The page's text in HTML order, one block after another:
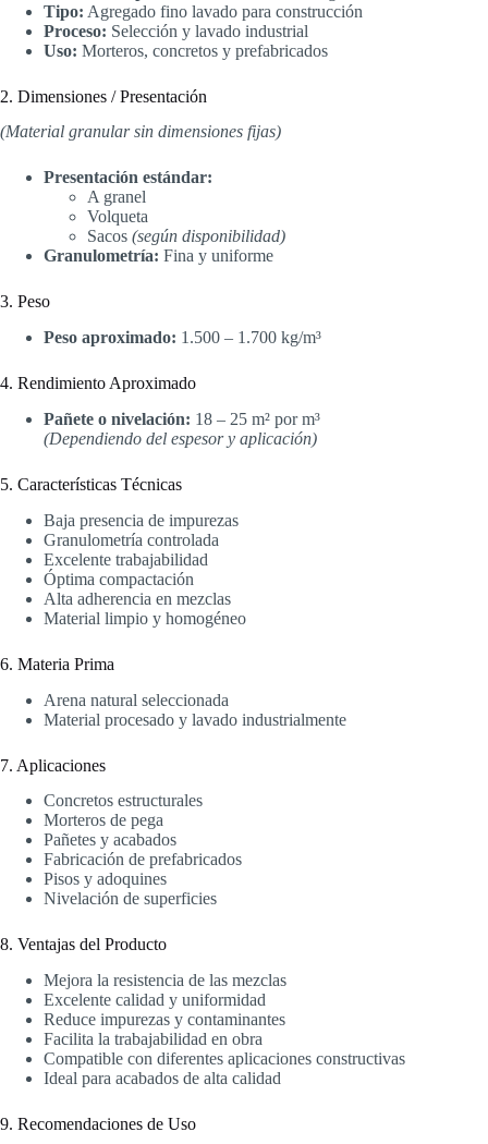
Tipo: Agregado fino lavado para construcción
Proceso: Selección y lavado industrial
Uso: Morteros, concretos y prefabricados
2. Dimensiones / Presentación
(Material granular sin dimensiones fijas)
Presentación estándar:
A granel
Volqueta
Sacos (según disponibilidad)
Granulometría: Fina y uniforme
3. Peso
Peso aproximado: 1.500 – 1.700 kg/m³
4. Rendimiento Aproximado
Pañete o nivelación: 18 – 25 m² por m³
(Dependiendo del espesor y aplicación)
5. Características Técnicas
Baja presencia de impurezas
Granulometría controlada
Excelente trabajabilidad
Óptima compactación
Alta adherencia en mezclas
Material limpio y homogéneo
6. Materia Prima
Arena natural seleccionada
Material procesado y lavado industrialmente
7. Aplicaciones
Concretos estructurales
Morteros de pega
Pañetes y acabados
Fabricación de prefabricados
Pisos y adoquines
Nivelación de superficies
8. Ventajas del Producto
Mejora la resistencia de las mezclas
Excelente calidad y uniformidad
Reduce impurezas y contaminantes
Facilita la trabajabilidad en obra
Compatible con diferentes aplicaciones constructivas
Ideal para acabados de alta calidad
9. Recomendaciones de Uso